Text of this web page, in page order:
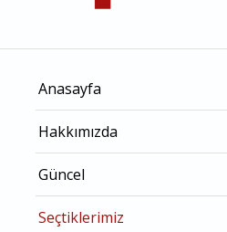
Anasayfa
Hakkımızda
Güncel
Seçtiklerimiz